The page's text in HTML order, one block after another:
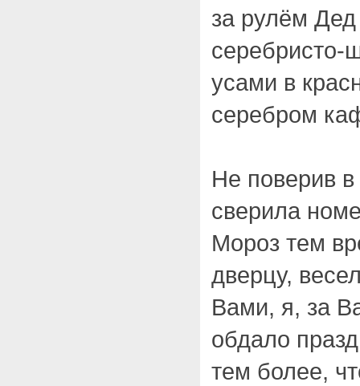
за рулём
серебристо-
усами в
серебром
Не поверив в
сверила
Мороз тем
дверцу,
Вами, я, за
обдало
тем более,